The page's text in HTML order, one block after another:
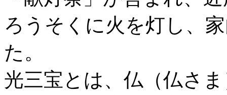
ろうそくに火を灯し、
た。
光三宝とは、仏（仏さ